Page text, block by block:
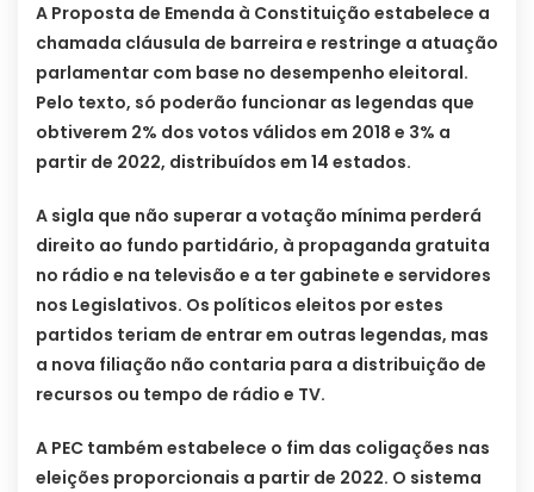
A Proposta de Emenda à Constituição estabelece a
chamada cláusula de barreira e restringe a atuação
parlamentar com base no desempenho eleitoral.
Pelo texto, só poderão funcionar as legendas que
obtiverem 2% dos votos válidos em 2018 e 3% a
partir de 2022, distribuídos em 14 estados.
A sigla que não superar a votação mínima perderá
direito ao fundo partidário, à propaganda gratuita
no rádio e na televisão e a ter gabinete e servidores
nos Legislativos. Os políticos eleitos por estes
partidos teriam de entrar em outras legendas, mas
a nova filiação não contaria para a distribuição de
recursos ou tempo de rádio e TV.
A PEC também estabelece o fim das coligações nas
eleições proporcionais a partir de 2022. O sistema